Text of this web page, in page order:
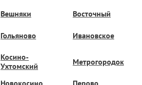
Вешняки
Восточный
Гольяново Ивановское
Косино-
Ухтомский
Метрогородок
Новокосино Перово